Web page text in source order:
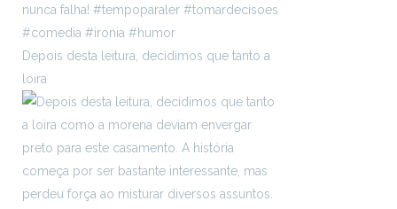
Depois desta leitura, decidimos que tanto a
loira